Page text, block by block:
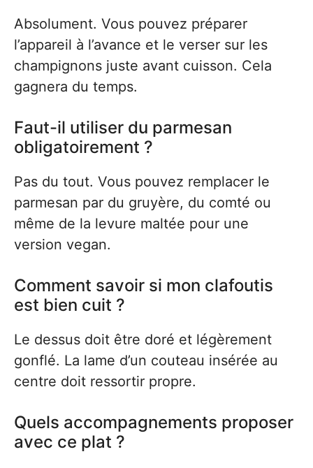
Absolument. Vous pouvez préparer
l’appareil à l’avance et le verser sur les
champignons juste avant cuisson. Cela
gagnera du temps.
Faut-il utiliser du parmesan
obligatoirement ?
Pas du tout. Vous pouvez remplacer le
parmesan par du gruyère, du comté ou
même de la levure maltée pour une
version vegan.
Comment savoir si mon clafoutis
est bien cuit ?
Le dessus doit être doré et légèrement
gonflé. La lame d’un couteau insérée au
centre doit ressortir propre.
Quels accompagnements proposer
avec ce plat ?